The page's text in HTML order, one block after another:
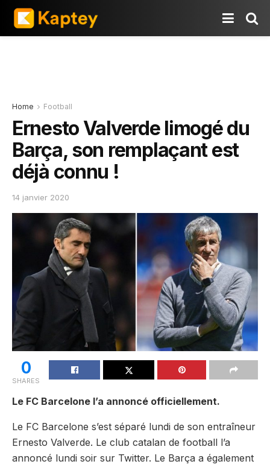
Home Football
Ernesto Valverde limogé du
Barça, son remplaçant est
déjà connu !
14 janvier 2020
0
SHARES
Le FC Barcelone l’a annoncé officiellement.
Le FC Barcelone s’est séparé lundi de son entraîneur
Ernesto Valverde. Le club catalan de football l’a
annoncé lundi soir sur Twitter. Le Barça a également